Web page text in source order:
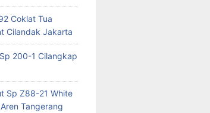
Coklat Tua
Cilandak Jakarta
200-1 Cilangkap
Sp Z88-21 White
Tangerang